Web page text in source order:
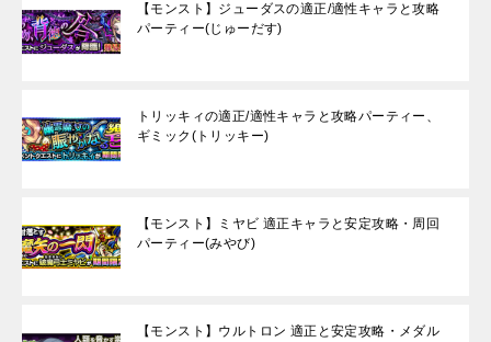
【モンスト】ジューダスの適正/適性キャラと攻略
パーティー(じゅーだす)
トリッキィの適正/適性キャラと攻略パーティー、
ギミック(トリッキー)
【モンスト】ミヤビ 適正キャラと安定攻略・周回
パーティー(みやび)
【モンスト】ウルトロン 適正と安定攻略・メダル